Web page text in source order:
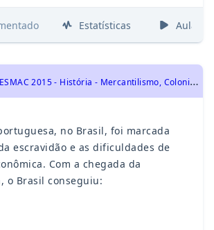
Estatísticas Aulas
C
ESMAC 2015 - História - Mercantilismo, Colonialismo e a ocupação portuguesa no Brasil, História do Brasil
no Brasil, foi marcada
escravidão e as dificuldades de
Com a chegada da
o Brasil conseguiu: